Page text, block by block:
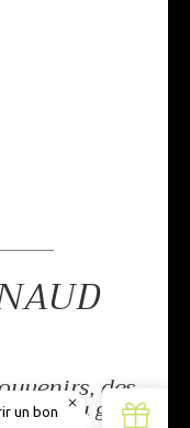
des
du goût,